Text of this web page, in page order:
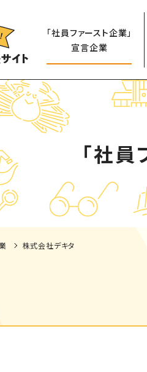
「社員ファースト企業」
宣言企業
「社員
株式会社デキタ